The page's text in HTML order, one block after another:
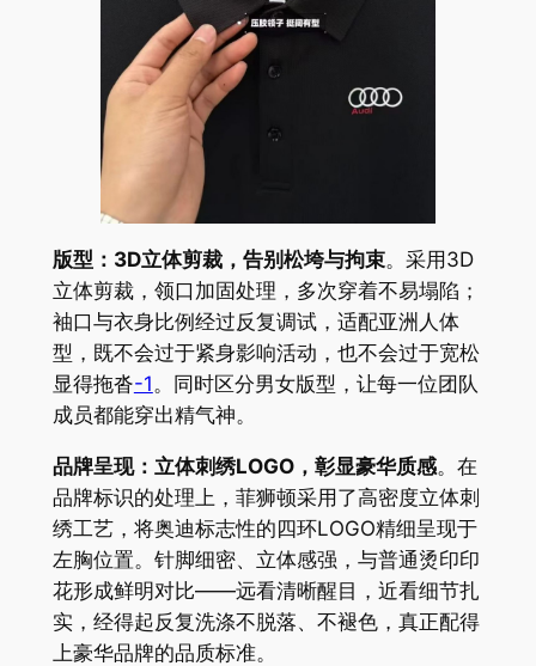
版型：3D立体剪裁，告别松垮与拘束。采用3D
立体剪裁，领口加固处理，多次穿着不易塌陷；
袖口与衣身比例经过反复调试，适配亚洲人体
型，既不会过于紧身影响活动，也不会过于宽松
显得拖沓-1 。同时区分男女版型，让每一位团队
成员都能穿出精气神。
品牌呈现：立体刺绣LOGO，彰显豪华质感。在
品牌标识的处理上，菲狮顿采用了高密度立体刺
绣工艺，将奥迪标志性的四环LOGO精细呈现于
左胸位置。针脚细密、立体感强，与普通烫印印
花形成鲜明对比——远看清晰醒目，近看细节扎
实，经得起反复洗涤不脱落、不褪色，真正配得
上豪华品牌的品质标准。